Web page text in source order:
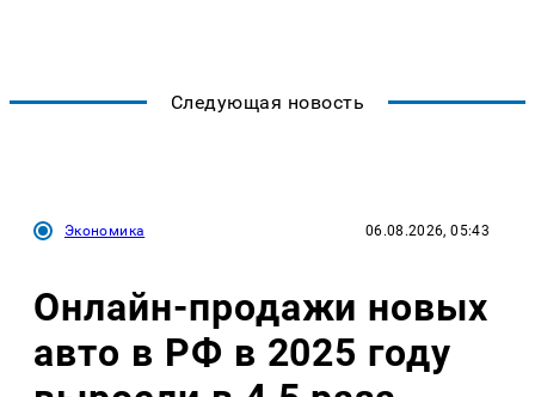
Следующая новость
Экономика 06.08.2026, 05:43
Онлайн-продажи новых
авто в РФ в 2025 году